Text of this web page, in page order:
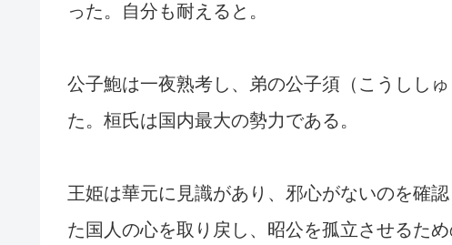
った。自分も耐えると。
公子鮑は一夜熟考し、弟の公子須（こうしし
た。桓氏は国内最大の勢力である。
王姫は華元に見識があり、邪心がないのを確
た国人の心を取り戻し、昭公を孤立させるた